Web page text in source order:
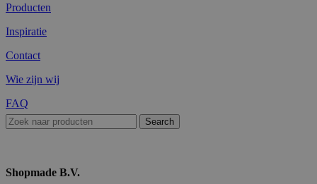
Producten
Inspiratie
Contact
Wie zijn wij
FAQ
Search
Shopmade B.V.